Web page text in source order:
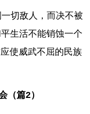
切敌人，而决不被
生活不能销蚀一个
使威武不屈的民族
（篇2）